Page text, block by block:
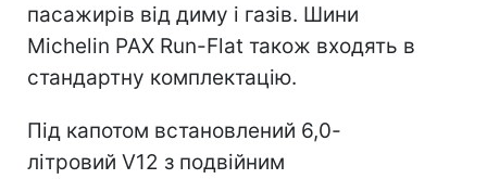
пасажирів від диму і газів. Шини
Michelin PAX Run-Flat також входять в
стандартну комплектацію.
Під капотом встановлений 6,0-
літровий V12 з подвійним